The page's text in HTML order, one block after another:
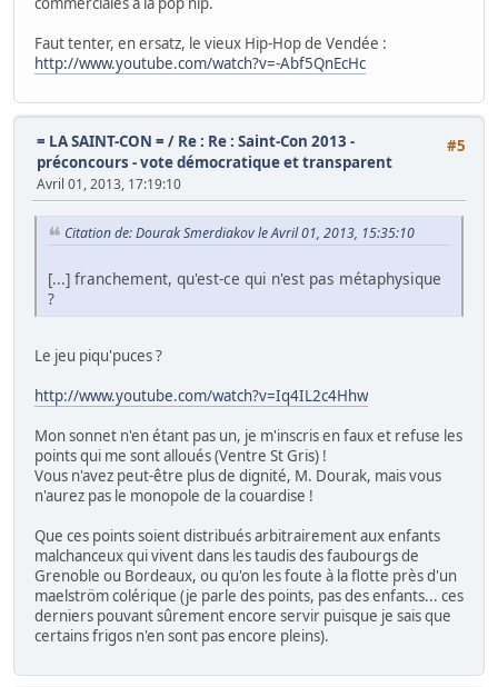
Faut tenter, en ersatz, le vieux Hip-Hop de Vendée :
http://www.youtube.com/watch?v=-Abf5QnEcHc
#5
= LA SAINT-CON = / Re : Re : Saint-Con 2013 -
préconcours - vote démocratique et transparent
Avril 01, 2013, 17:19:10
Citation de: Dourak Smerdiakov le Avril 01, 2013, 15:35:10
[...] franchement, qu'est-ce qui n'est pas métaphysique
?
Le jeu piqu'puces ?
http://www.youtube.com/watch?v=Iq4IL2c4Hhw
Mon sonnet n'en étant pas un, je m'inscris en faux et refuse les
points qui me sont alloués (Ventre St Gris) !
Vous n'avez peut-être plus de dignité, M. Dourak, mais vous
n'aurez pas le monopole de la couardise !
Que ces points soient distribués arbitrairement aux enfants
malchanceux qui vivent dans les taudis des faubourgs de
Grenoble ou Bordeaux, ou qu'on les foute à la flotte près d'un
maelström colérique (je parle des points, pas des enfants... ces
derniers pouvant sûrement encore servir puisque je sais que
certains frigos n'en sont pas encore pleins).